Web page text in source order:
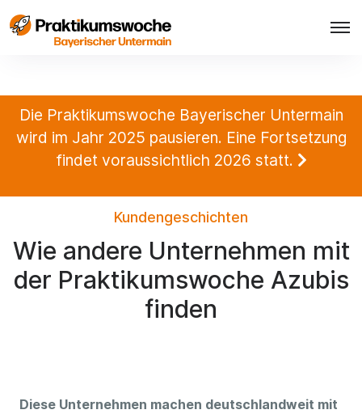
Die Praktikumswoche Bayerischer Untermain
wird im Jahr 2025 pausieren. Eine Fortsetzung
findet voraussichtlich 2026 statt.
Kundengeschichten
Wie andere Unternehmen mit
der Praktikumswoche Azubis
finden
Diese Unternehmen machen deutschlandweit mit